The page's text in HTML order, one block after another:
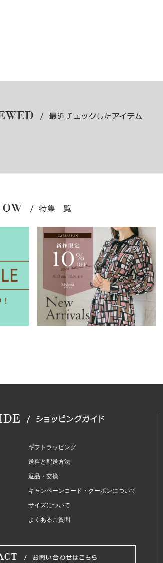
ギフトラッピング
送料と配送方法
返品・交換
キャンペーンコード・クーポンについて
サイズについて
よくあるご質問